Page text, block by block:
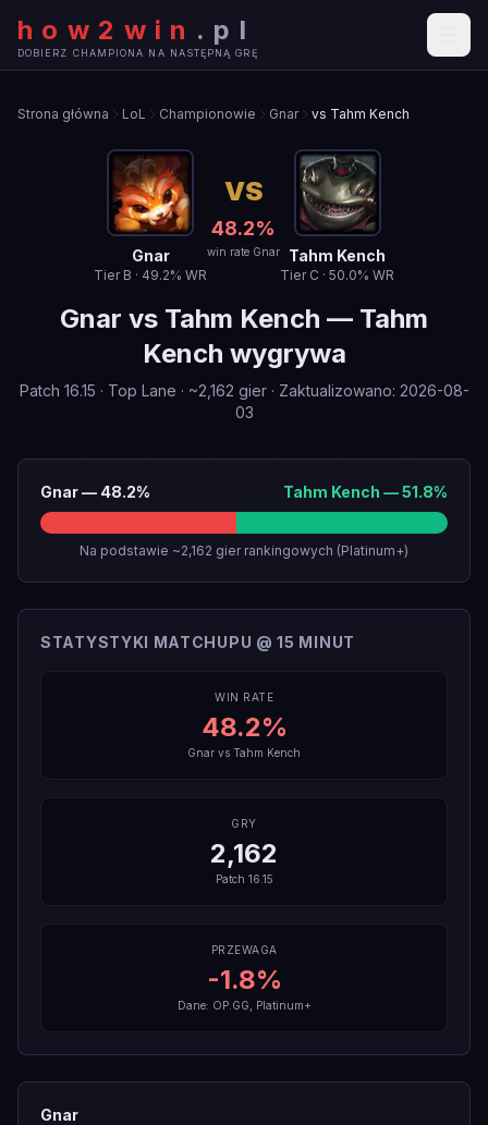
how2win . pl
DOBIERZ CHAMPIONA NA NASTĘPNĄ GRĘ
Strona główna LoL Championowie Gnar vs Tahm Kench
Gnar
Tier B · 49.2% WR
VS
48.2%
win rate Gnar Tahm Kench
Tier C · 50.0% WR
Gnar vs Tahm Kench — Tahm
Kench wygrywa
Patch 16.15 · Top Lane · ~2,162 gier· Zaktualizowano: 2026-08-
03
Gnar— 48.2% Tahm Kench —51.8%
Na podstawie ~2,162 gier rankingowych (Platinum+)
STATYSTYKI MATCHUPU @ 15 MINUT
WIN RATE
48.2%
Gnar vs Tahm Kench
GRY
2,162
Patch 16.15
PRZEWAGA
-1.8%
Dane: OP.GG, Platinum+
Gnar